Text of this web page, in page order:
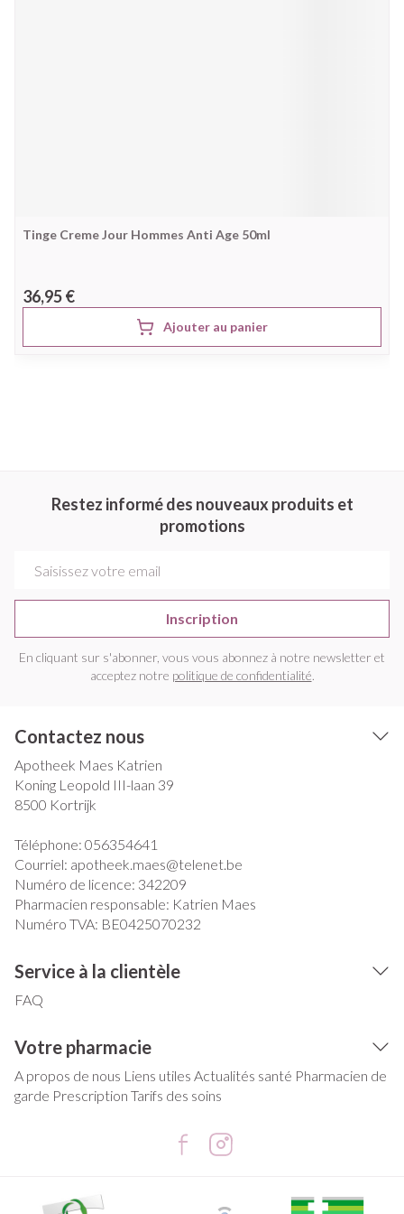
Tinge Creme Jour Hommes Anti Age 50ml
36,95 €
Ajouter au panier
Restez informé des nouveaux produits et
promotions
Inscription
En cliquant sur s'abonner, vous vous abonnez à notre newsletter et
acceptez notre politique de confidentialité.
Contactez nous
Apotheek Maes Katrien
Koning Leopold III-laan 39
8500 Kortrijk
Téléphone: 056354641
Courriel: apotheek.maes@telenet.be
Numéro de licence: 342209
Pharmacien responsable: Katrien Maes
Numéro TVA: BE0425070232
Service à la clientèle
FAQ
Votre pharmacie
A propos de nous Liens utiles Actualités santé Pharmacien de
garde Prescription Tarifs des soins